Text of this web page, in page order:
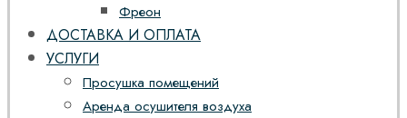
Фреон
ДОСТАВКА И ОПЛАТА
УСЛУГИ
Просушка помещений
Аренда осушителя воздуха